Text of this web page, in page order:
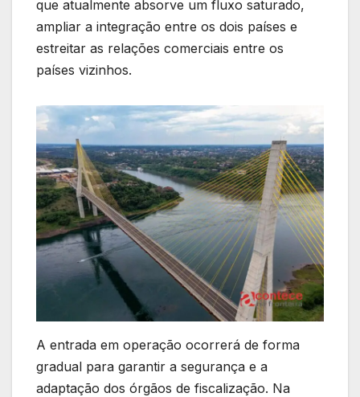
que atualmente absorve um fluxo saturado,
ampliar a integração entre os dois países e
estreitar as relações comerciais entre os
países vizinhos.
A entrada em operação ocorrerá de forma
gradual para garantir a segurança e a
adaptação dos órgãos de fiscalização. Na